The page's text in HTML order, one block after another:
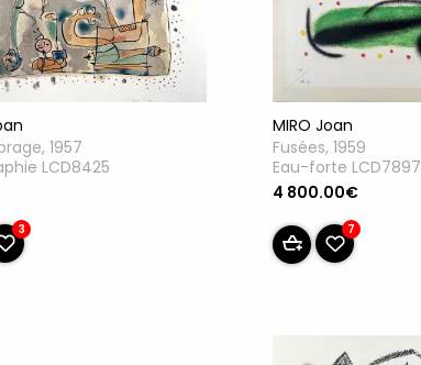
1957
LCD8425
3
MIRO Joan
Fusées, 1959
Eau-forte LCD7897
4 800.00€
7